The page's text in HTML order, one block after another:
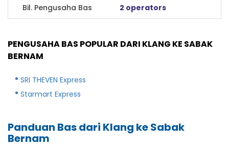
Bil. Pengusaha Bas 2 operators
PENGUSAHA BAS POPULAR DARI KLANG KE SABAK
BERNAM
SRI THEVEN Express
Starmart Express
Panduan Bas dari Klang ke Sabak
Bernam